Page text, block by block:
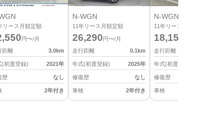
リース月額定額
円〜/月
距離
3.0km
(初度登録) 2021年
歴 なし
2年付き
N-WGN
11年リース月額定額
26,290 円〜/月
走行距離
0.1km
年式(初度登録) 2025年
修復歴 なし
車検 2年付き
N-WGN
11年リース月額定額
18,150
走行距離
年式(初度登録)
修復歴
車検